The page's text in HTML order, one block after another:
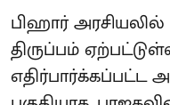
பிஹார் அரசியலில்
திருப்பம்
எதிர்பார்க்கப்பட்ட